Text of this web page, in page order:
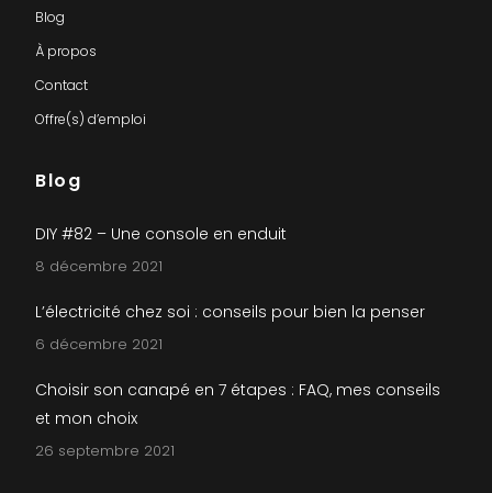
Blog
À propos
Contact
Offre(s) d’emploi
Blog
DIY #82 – Une console en enduit
8 décembre 2021
L’électricité chez soi : conseils pour bien la penser
6 décembre 2021
Choisir son canapé en 7 étapes : FAQ, mes conseils
et mon choix
26 septembre 2021